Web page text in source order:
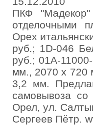
ПКФ
отделочными
Орех
руб.; 1D-046
руб.; 01А-
мм., 2070 х 720
3,2 мм.
самовывоза
Орел, ул.
Сергеев Пётр.